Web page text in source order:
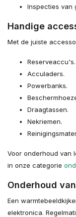
Inspecties van
Handige
Met de juiste
Reserveaccu's.
Acculaders.
Powerbanks.
Draagtassen.
Nekriemen.
Voor onderhoud van
in onze categorie
Onderhoud
Een
elektronica.